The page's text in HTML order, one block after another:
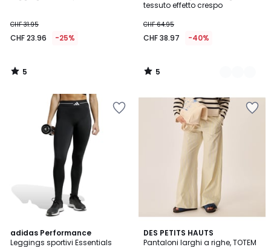
CHF 31.95
CHF 23.96 -25%
5
/
tessuto effetto crespo
CHF 64.95
CHF 38.97 -40%
5
5
/
adidas Performance
Leggings sportivi Essentials
DES PETITS HAUTS
Pantaloni larghi a righe, TOTEM